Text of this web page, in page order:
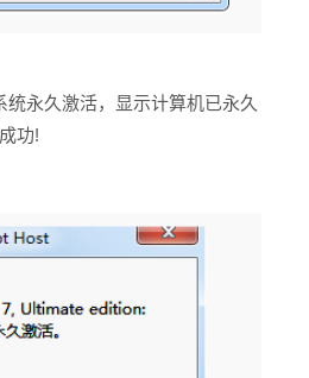
统永久激活，显示计算机已永久
功!